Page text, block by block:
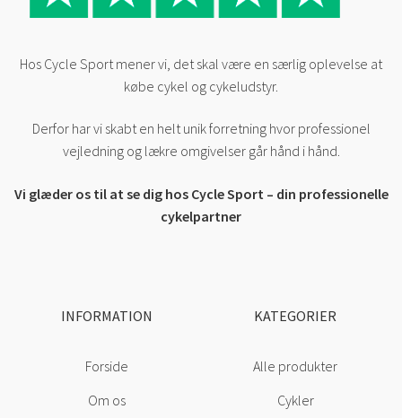
Hos Cycle Sport mener vi, det skal være en særlig oplevelse at
købe cykel og cykeludstyr.
Derfor har vi skabt en helt unik forretning hvor professionel
vejledning og lækre omgivelser går hånd i hånd.
Vi glæder os til at se dig hos Cycle Sport – din professionelle
cykelpartner
INFORMATION
Forside
Om os
KATEGORIER
Alle produkter
Cykler